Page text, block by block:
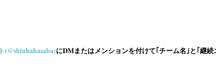
(@shinhahasaba)にDMまたはメンションを付けて｢チーム名｣と｢継